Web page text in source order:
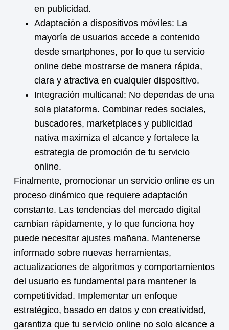
en publicidad.
Adaptación a dispositivos móviles: La
mayoría de usuarios accede a contenido
desde smartphones, por lo que tu servicio
onlinedebe mostrarse de manera rápida,
clara y atractiva en cualquier dispositivo.
Integración multicanal: No dependas de una
sola plataforma. Combinar redes sociales,
buscadores, marketplaces y publicidad
nativa maximiza el alcance y fortalece la
estrategia de promoción de tu servicio
online.
Finalmente, promocionar un servicio onlinees un
proceso dinámico que requiere adaptación
constante. Las tendencias del mercado digital
cambian rápidamente, y lo que funciona hoy
puede necesitar ajustes mañana. Mantenerse
informado sobre nuevas herramientas,
actualizaciones de algoritmos y comportamientos
del usuario es fundamental para mantener la
competitividad. Implementar un enfoque
estratégico, basado en datos y con creatividad,
garantiza que tu servicio onlineno solo alcance a